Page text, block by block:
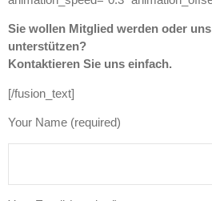
Sie wollen Mitglied werden oder
unterstützen?
Kontaktieren Sie uns einfach.
[/fusion_text]
Your Name (required)